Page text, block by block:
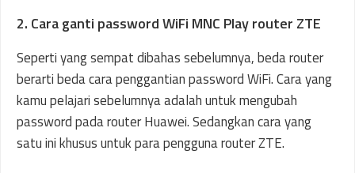
2. Cara ganti password WiFi MNC Play router ZTE
Seperti yang sempat dibahas sebelumnya, beda router
berarti beda cara penggantian password WiFi. Cara yang
kamu pelajari sebelumnya adalah untuk mengubah
password pada router Huawei. Sedangkan cara yang
satu ini khusus untuk para pengguna router ZTE.